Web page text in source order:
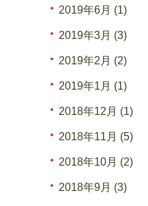
2019年6月 (1)
2019年3月 (3)
2019年2月 (2)
2019年1月 (1)
2018年12月 (1)
2018年11月 (5)
2018年10月 (2)
2018年9月 (3)